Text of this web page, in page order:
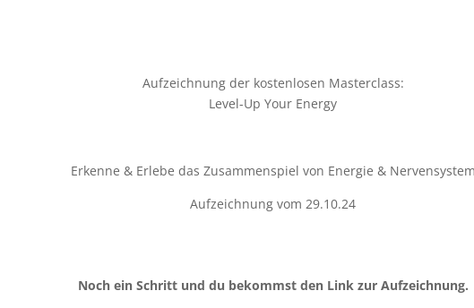
Aufzeichnung der kostenlosen Masterclass:
Level-Up Your Energy
Erkenne & Erlebe das Zusammenspiel von Energie & Nervensystem
Aufzeichnung vom 29.10.24
Noch ein Schritt und du bekommst den Link zur Aufzeichnung.